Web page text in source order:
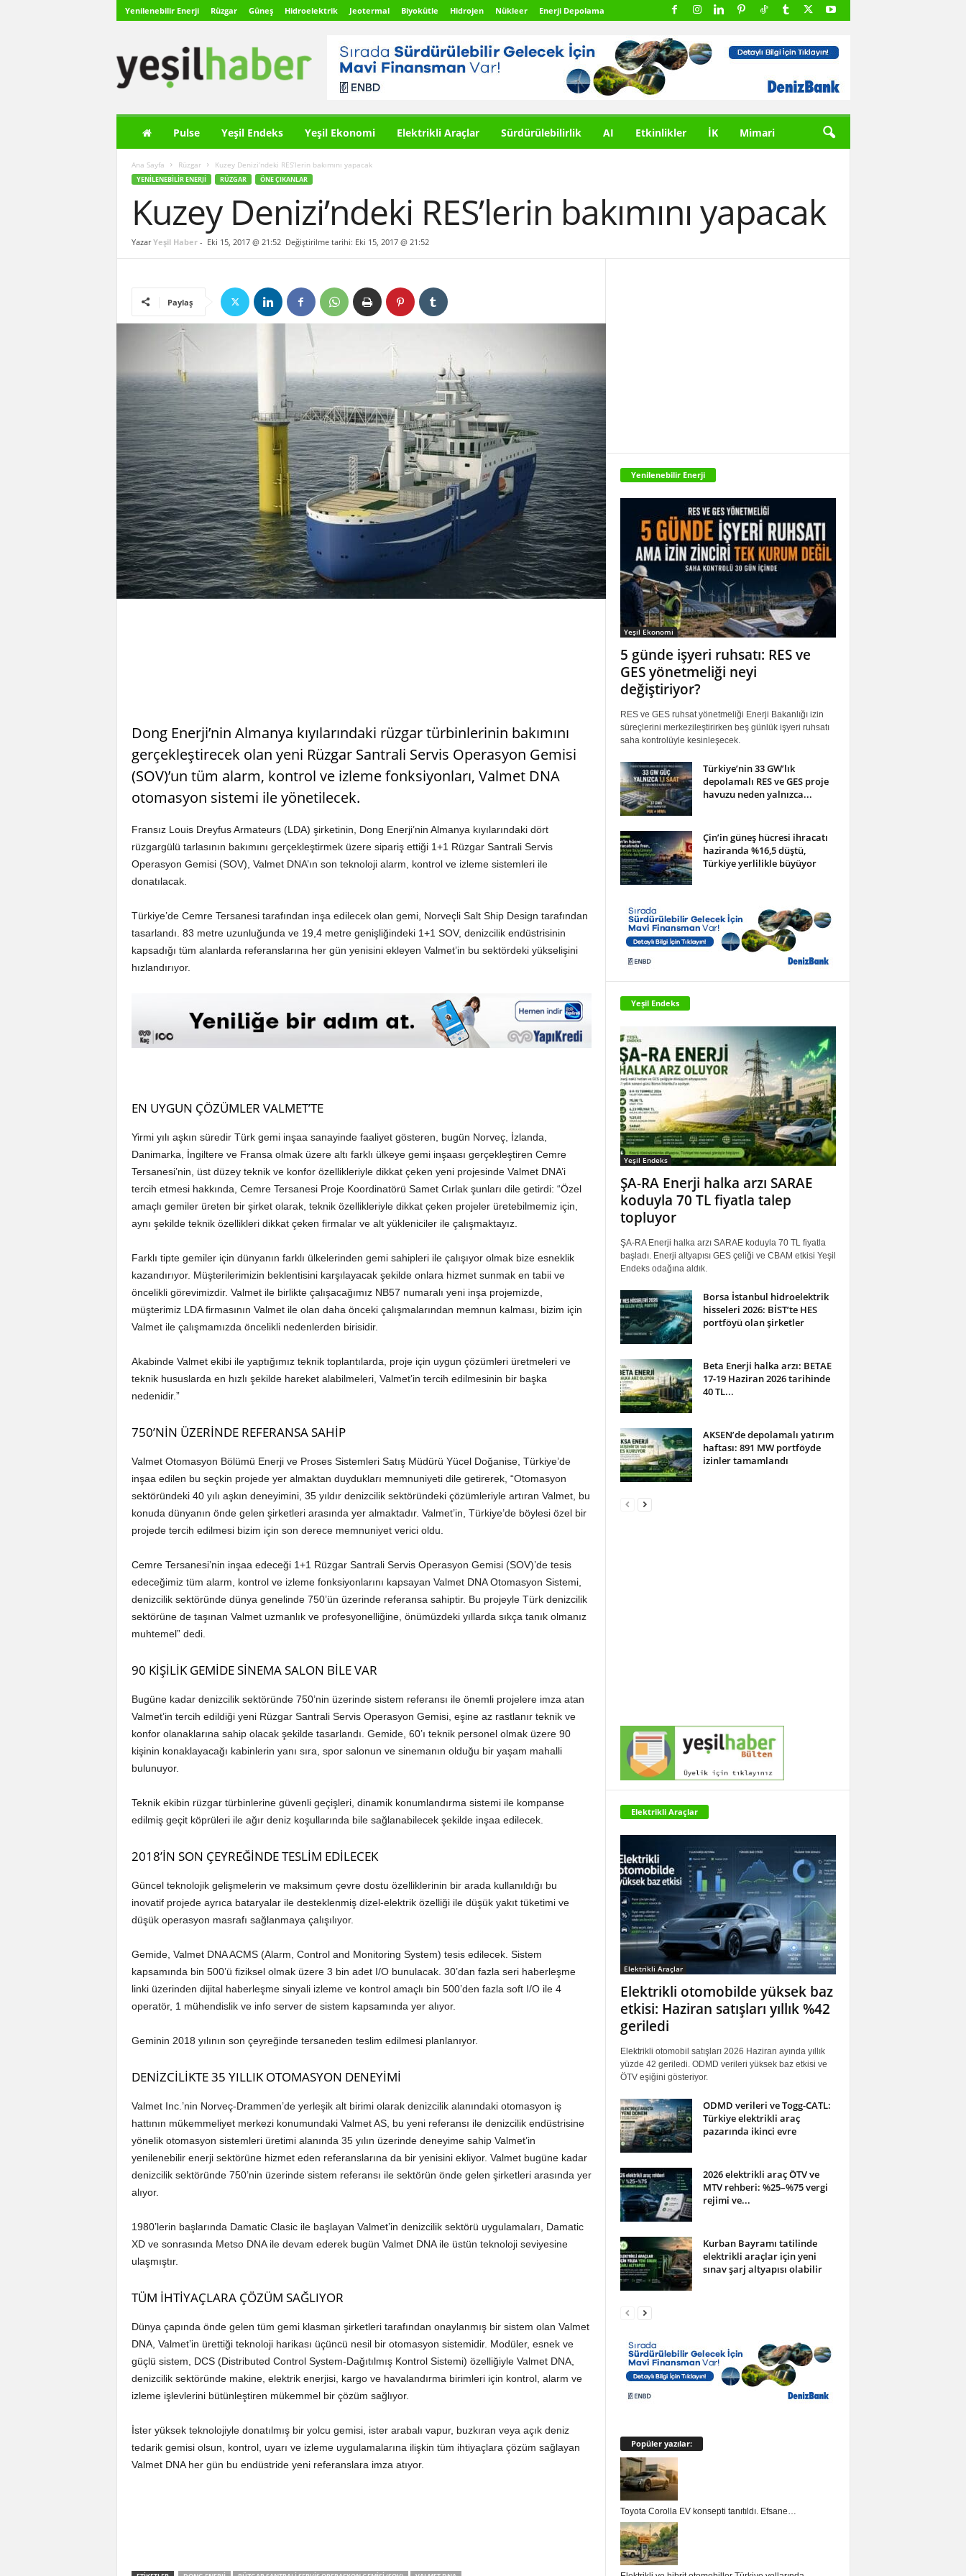
Yenilenebilir Enerji Rüzgar Güneş Hidroelektrik Jeotermal Biyokütle Hidrojen Nükleer Enerji Depolama
ş
Pulse Yeşil Endeks Yeşil Ekonomi Elektrikli Araçlar Sürdürülebilirlik AI Etkinlikler İK Mimari
Ana Sayfa Rüzgar Kuzey Denizi’ndeki RES’lerin bakımını yapacak
YENILENEBILIR ENERJI RÜZGAR ÖNE ÇIKANLAR
Kuzey Denizi’ndeki RES’lerin bakımını yapacak
Yazar Yeşil Haber- Eki 15, 2017 @ 21:52 Değiştirilme tarihi: Eki 15, 2017 @ 21:52
Paylaş
Dong Enerji’nin Almanya kıyılarındaki rüzgar türbinlerinin bakımını
gerçekleştirecek olan yeni Rüzgar Santrali Servis Operasyon Gemisi
(SOV)’un tüm alarm, kontrol ve izleme fonksiyonları, Valmet DNA
otomasyon sistemi ile yönetilecek.
Fransız Louis Dreyfus Armateurs (LDA) şirketinin, Dong Enerji’nin Almanya kıyılarındaki dört
rüzgargülü tarlasının bakımını gerçekleştirmek üzere sipariş ettiği 1+1 Rüzgar Santrali Servis
Operasyon Gemisi (SOV), Valmet DNA’ın son teknoloji alarm, kontrol ve izleme sistemleri ile
donatılacak.
Türkiye’de Cemre Tersanesi tarafından inşa edilecek olan gemi, Norveçli Salt Ship Design tarafından
tasarlandı. 83 metre uzunluğunda ve 19,4 metre genişliğindeki 1+1 SOV, denizcilik endüstrisinin
kapsadığı tüm alanlarda referanslarına her gün yenisini ekleyen Valmet’in bu sektördeki yükselişini
hızlandırıyor.
EN UYGUN ÇÖZÜMLER VALMET’TE
Yirmi yılı aşkın süredir Türk gemi inşaa sanayinde faaliyet gösteren, bugün Norveç, İzlanda,
Danimarka, İngiltere ve Fransa olmak üzere altı farklı ülkeye gemi inşaası gerçekleştiren Cemre
Tersanesi’nin, üst düzey teknik ve konfor özellikleriyle dikkat çeken yeni projesinde Valmet DNA’i
tercih etmesi hakkında, Cemre Tersanesi Proje Koordinatörü Samet Cırlak şunları dile getirdi: “Özel
amaçlı gemiler üreten bir şirket olarak, teknik özellikleriyle dikkat çeken projeler üretebilmemiz için,
aynı şekilde teknik özellikleri dikkat çeken firmalar ve alt yükleniciler ile çalışmaktayız.
Farklı tipte gemiler için dünyanın farklı ülkelerinden gemi sahipleri ile çalışıyor olmak bize esneklik
kazandırıyor. Müşterilerimizin beklentisini karşılayacak şekilde onlara hizmet sunmak en tabii ve
öncelikli görevimizdir. Valmet ile birlikte çalışacağımız NB57 numaralı yeni inşa projemizde,
müşterimiz LDA firmasının Valmet ile olan daha önceki çalışmalarından memnun kalması, bizim için
Valmet ile çalışmamızda öncelikli nedenlerden birisidir.
Akabinde Valmet ekibi ile yaptığımız teknik toplantılarda, proje için uygun çözümleri üretmeleri ve
teknik hususlarda en hızlı şekilde hareket alabilmeleri, Valmet’in tercih edilmesinin bir başka
nedenidir.”
750’NİN ÜZERİNDE REFERANSA SAHİP
Valmet Otomasyon Bölümü Enerji ve Proses Sistemleri Satış Müdürü Yücel Doğanise, Türkiye’de
inşaa edilen bu seçkin projede yer almaktan duydukları memnuniyeti dile getirerek, “Otomasyon
sektöründeki 40 yılı aşkın deneyimini, 35 yıldır denizcilik sektöründeki çözümleriyle artıran Valmet, bu
konuda dünyanın önde gelen şirketleri arasında yer almaktadır. Valmet’in, Türkiye’de böylesi özel bir
projede tercih edilmesi bizim için son derece memnuniyet verici oldu.
Cemre Tersanesi’nin inşaa edeceği 1+1 Rüzgar Santrali Servis Operasyon Gemisi (SOV)’de tesis
edeceğimiz tüm alarm, kontrol ve izleme fonksiyonlarını kapsayan Valmet DNA Otomasyon Sistemi,
denizcilik sektöründe dünya genelinde 750’ün üzerinde referansa sahiptir. Bu projeyle Türk denizcilik
sektörüne de taşınan Valmet uzmanlık ve profesyonelliğine, önümüzdeki yıllarda sıkça tanık olmanız
muhtemel” dedi.
90 KİŞİLİK GEMİDE SİNEMA SALON BİLE VAR
Bugüne kadar denizcilik sektöründe 750’nin üzerinde sistem referansı ile önemli projelere imza atan
Valmet’in tercih edildiği yeni Rüzgar Santrali Servis Operasyon Gemisi, eşine az rastlanır teknik ve
konfor olanaklarına sahip olacak şekilde tasarlandı. Gemide, 60’ı teknik personel olmak üzere 90
kişinin konaklayacağı kabinlerin yanı sıra, spor salonun ve sinemanın olduğu bir yaşam mahalli
bulunuyor.
Teknik ekibin rüzgar türbinlerine güvenli geçişleri, dinamik konumlandırma sistemi ile kompanse
edilmiş geçit köprüleri ile ağır deniz koşullarında bile sağlanabilecek şekilde inşaa edilecek.
2018’İN SON ÇEYREĞİNDE TESLİM EDİLECEK
Güncel teknolojik gelişmelerin ve maksimum çevre dostu özelliklerinin bir arada kullanıldığı bu
inovatif projede ayrıca bataryalar ile desteklenmiş dizel-elektrik özelliği ile düşük yakıt tüketimi ve
düşük operasyon masrafı sağlanmaya çalışılıyor.
Gemide, Valmet DNA ACMS (Alarm, Control and Monitoring System) tesis edilecek. Sistem
kapsamında bin 500’ü fiziksel olmak üzere 3 bin adet I/O bunulacak. 30’dan fazla seri haberleşme
linki üzerinden dijital haberleşme sinyali izleme ve kontrol amaçlı bin 500’den fazla soft I/O ile 4
operatör, 1 mühendislik ve info server de sistem kapsamında yer alıyor.
Geminin 2018 yılının son çeyreğinde tersaneden teslim edilmesi planlanıyor.
DENİZCİLİKTE 35 YILLIK OTOMASYON DENEYİMİ
Valmet Inc.’nin Norveç-Drammen’de yerleşik alt birimi olarak denizcilik alanındaki otomasyon iş
hattının mükemmeliyet merkezi konumundaki Valmet AS, bu yeni referansı ile denizcilik endüstrisine
yönelik otomasyon sistemleri üretimi alanında 35 yılın üzerinde deneyime sahip Valmet’in
yenilenebilir enerji sektörüne hizmet eden referanslarına da bir yenisini ekliyor. Valmet bugüne kadar
denizcilik sektöründe 750’nin üzerinde sistem referansı ile sektörün önde gelen şirketleri arasında yer
alıyor.
1980’lerin başlarında Damatic Clasic ile başlayan Valmet’in denizcilik sektörü uygulamaları, Damatic
XD ve sonrasında Metso DNA ile devam ederek bugün Valmet DNA ile üstün teknoloji seviyesine
ulaşmıştır.
TÜM İHTİYAÇLARA ÇÖZÜM SAĞLIYOR
Dünya çapında önde gelen tüm gemi klasman şirketleri tarafından onaylanmış bir sistem olan Valmet
DNA, Valmet’in ürettiği teknoloji harikası üçüncü nesil bir otomasyon sistemidir. Modüler, esnek ve
güçlü sistem, DCS (Distributed Control System-Dağıtılmış Kontrol Sistemi) özelliğiyle Valmet DNA,
denizcilik sektöründe makine, elektrik enerjisi, kargo ve havalandırma birimleri için kontrol, alarm ve
izleme işlevlerini bütünleştiren mükemmel bir çözüm sağlıyor.
İster yüksek teknolojiyle donatılmış bir yolcu gemisi, ister arabalı vapur, buzkıran veya açık deniz
tedarik gemisi olsun, kontrol, uyarı ve izleme uygulamalarına ilişkin tüm ihtiyaçlara çözüm sağlayan
Valmet DNA her gün bu endüstride yeni referanslara imza atıyor.
Yenilenebilir Enerji
Yeşil Ekonomi
5 günde işyeri ruhsatı: RES ve
GES yönetmeliği neyi
değiştiriyor?
RES ve GES ruhsat yönetmeliği Enerji Bakanlığı izin
süreçlerini merkezileştirirken beş günlük işyeri ruhsatı
saha kontrolüyle kesinleşecek.
Türkiye’nin 33 GW’lık
depolamalı RES ve GES proje
havuzu neden yalnızca...
Çin’in güneş hücresi ihracatı
haziranda %16,5 düştü,
Türkiye yerlilikle büyüyor
Yeşil Endeks
Yeşil Endeks
ŞA-RA Enerji halka arzı SARAE
koduyla 70 TL fiyatla talep
topluyor
ŞA-RA Enerji halka arzı SARAE koduyla 70 TL fiyatla
başladı. Enerji altyapısı GES çeliği ve CBAM etkisi Yeşil
Endeks odağına aldık.
Borsa İstanbul hidroelektrik
hisseleri 2026: BİST’te HES
portföyü olan şirketler
Beta Enerji halka arzı: BETAE
17-19 Haziran 2026 tarihinde
40 TL...
AKSEN’de depolamalı yatırım
haftası: 891 MW portföyde
izinler tamamlandı
Elektrikli Araçlar
Elektrikli Araçlar
Elektrikli otomobilde yüksek baz
etkisi: Haziran satışları yıllık %42
geriledi
Elektrikli otomobil satışları 2026 Haziran ayında yıllık
yüzde 42 geriledi. ODMD verileri yüksek baz etkisi ve
ÖTV eşiğini gösteriyor.
ODMD verileri ve Togg-CATL:
Türkiye elektrikli araç
pazarında ikinci evre
2026 elektrikli araç ÖTV ve
MTV rehberi: %25–%75 vergi
rejimi ve...
Kurban Bayramı tatilinde
elektrikli araçlar için yeni
sınav şarj altyapısı olabilir
Popüler yazılar:
Toyota Corolla EV konsepti tanıtıldı. Efsane…